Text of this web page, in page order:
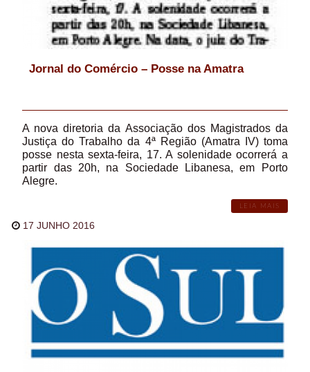
Jornal do Comércio – Posse na Amatra
A nova diretoria da Associação dos Magistrados da
Justiça do Trabalho da 4ª Região (Amatra IV) toma
posse nesta sexta-feira, 17. A solenidade ocorrerá a
partir das 20h, na Sociedade Libanesa, em Porto
Alegre.
LEIA MAIS
17 JUNHO 2016